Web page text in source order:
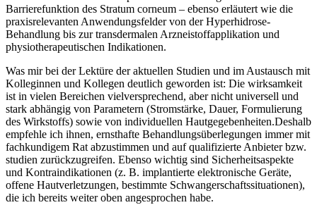
Barrierefunktion des Stratum corneum – ebenso erläutert wie die
praxisrelevanten Anwendungsfelder von der Hyperhidrose-
Behandlung bis zur transdermalen Arzneistoffapplikation und
physiotherapeutischen‌ Indikationen.
Was mir bei ⁤der Lektüre der aktuellen Studien und im Austausch mit
Kolleginnen und Kollegen deutlich geworden ist: Die wirksamkeit
ist in vielen Bereichen vielversprechend, aber nicht universell⁣ und
stark abhängig von⁤ Parametern (Stromstärke, Dauer, Formulierung
des Wirkstoffs) sowie von individuellen Hautgegebenheiten.Deshalb
‌empfehle ich ihnen, ernsthafte Behandlungsüberlegungen immer mit
fachkundigem Rat abzustimmen und auf qualifizierte Anbieter bzw.
studien‍ zurückzugreifen. Ebenso​ wichtig sind​ Sicherheitsaspekte
und ‌Kontraindikationen‍ (z. B. implantierte elektronische Geräte,
offene⁢ Hautverletzungen, bestimmte ‍Schwangerschaftssituationen),⁢
die ich bereits weiter ‌oben angesprochen‍ habe.